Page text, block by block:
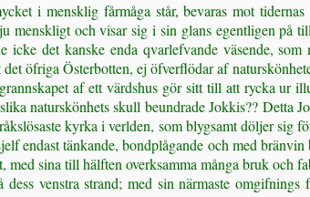
i mensklig fårmåga står, bevaras mot
menskligt och visar sig i sin glans egentligen på
icke det kanske enda qvarlefvande väsende,
öfriga Österbotten, ej öfverflödar af
af ett värdshus gör sitt till att rycka ur
naturskönhets skull beundrade Jokkis?? Detta
kyrka i verlden, som blygsamt döljer sig
endast tänkande, bondplågande och med
med sina till hälften overksamma många bruk och
venstra strand; med sin närmaste